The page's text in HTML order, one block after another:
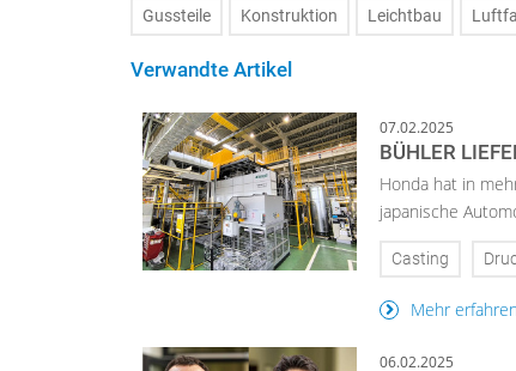
Gussteile Konstruktion Leichtbau
Verwandte Artikel
07.02.2025
BÜHLER
Honda hat in
japanische
Casting
Mehr
06.02.2025